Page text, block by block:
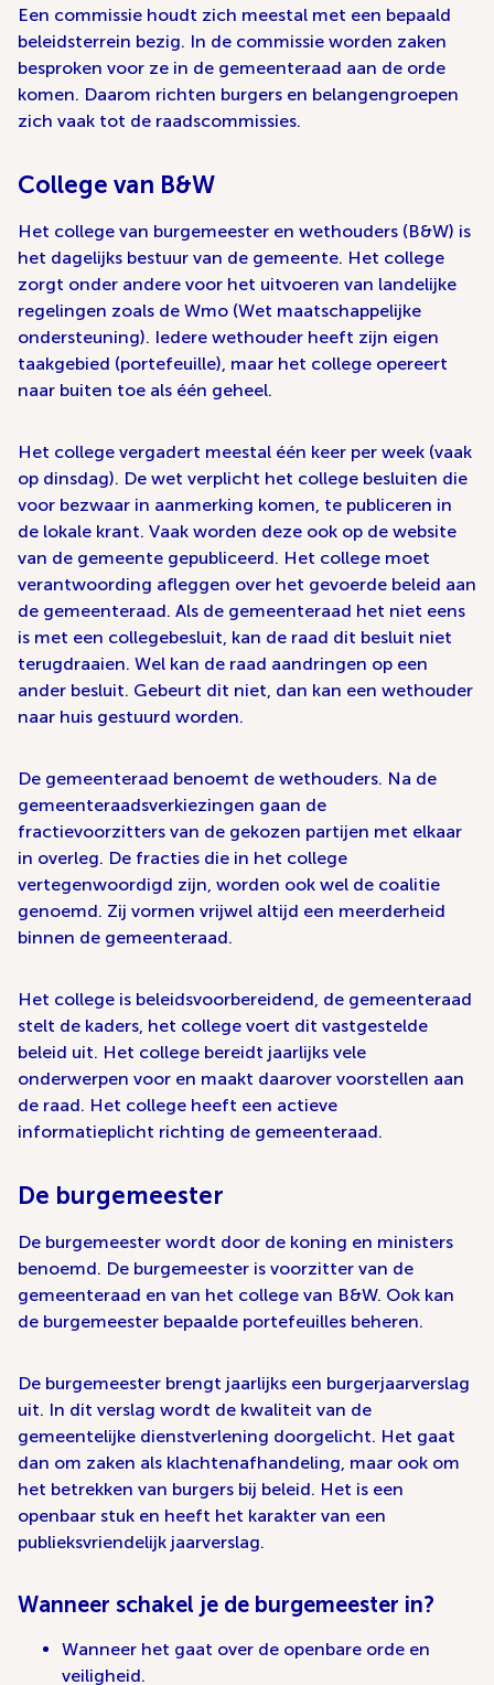
Een commissie houdt zich meestal met een bepaald
beleidsterrein bezig. In de commissie worden zaken
besproken voor ze in de gemeenteraad aan de orde
komen. Daarom richten burgers en belangengroepen
zich vaak tot de raadscommissies.
College van B&W
Het college van burgemeester en wethouders (B&W) is
het dagelijks bestuur van de gemeente. Het college
zorgt onder andere voor het uitvoeren van landelijke
regelingen zoals de Wmo (Wet maatschappelijke
ondersteuning). Iedere wethouder heeft zijn eigen
taakgebied (portefeuille), maar het college opereert
naar buiten toe als één geheel.
Het college vergadert meestal één keer per week (vaak
op dinsdag). De wet verplicht het college besluiten die
voor bezwaar in aanmerking komen, te publiceren in
de lokale krant. Vaak worden deze ook op de website
van de gemeente gepubliceerd. Het college moet
verantwoording afleggen over het gevoerde beleid aan
de gemeenteraad. Als de gemeenteraad het niet eens
is met een collegebesluit, kan de raad dit besluit niet
terugdraaien. Wel kan de raad aandringen op een
ander besluit. Gebeurt dit niet, dan kan een wethouder
naar huis gestuurd worden.
De gemeenteraad benoemt de wethouders. Na de
gemeenteraadsverkiezingen gaan de
fractievoorzitters van de gekozen partijen met elkaar
in overleg. De fracties die in het college
vertegenwoordigd zijn, worden ook wel de coalitie
genoemd. Zij vormen vrijwel altijd een meerderheid
binnen de gemeenteraad.
Het college is beleidsvoorbereidend, de gemeenteraad
stelt de kaders, het college voert dit vastgestelde
beleid uit. Het college bereidt jaarlijks vele
onderwerpen voor en maakt daarover voorstellen aan
de raad. Het college heeft een actieve
informatieplicht richting de gemeenteraad.
De burgemeester
De burgemeester wordt door de koning en ministers
benoemd. De burgemeester is voorzitter van de
gemeenteraad en van het college van B&W. Ook kan
de burgemeester bepaalde portefeuilles beheren.
De burgemeester brengt jaarlijks een burgerjaarverslag
uit. In dit verslag wordt de kwaliteit van de
gemeentelijke dienstverlening doorgelicht. Het gaat
dan om zaken als klachtenafhandeling, maar ook om
het betrekken van burgers bij beleid. Het is een
openbaar stuk en heeft het karakter van een
publieksvriendelijk jaarverslag.
Wanneer schakel je de burgemeester in?
Wanneer het gaat over de openbare orde en
veiligheid.